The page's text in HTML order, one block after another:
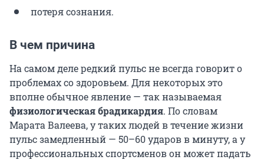
потеря сознания.
В чем причина
На самом деле редкий пульс не всегда говорит о
проблемах со здоровьем. Для некоторых это
вполне обычное явление — так называемая
физиологическая брадикардия. По словам
Марата Валеева, у таких людей в течение жизни
пульс замедленный — 50–60 ударов в минуту, а у
профессиональных спортсменов он может падать